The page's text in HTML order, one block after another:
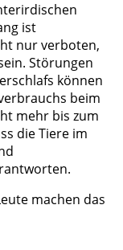
ist
nur verboten,
Störungen
können
beim
mehr bis zum
die Tiere im
machen das